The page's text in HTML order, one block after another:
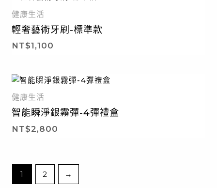
健康生活
輕奢藝術牙刷-標準款
NT$1,100
健康生活
智能瞬淨銀霧彈-4彈禮盒
NT$2,800
1 2 →